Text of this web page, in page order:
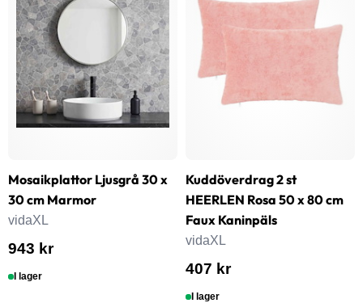
Mosaikplattor Ljusgrå 30 x
30 cm Marmor
vidaXL
943 kr
I lager
Kuddöverdrag 2 st
HEERLEN Rosa 50 x 80 cm
Faux Kaninpäls
vidaXL
407 kr
I lager